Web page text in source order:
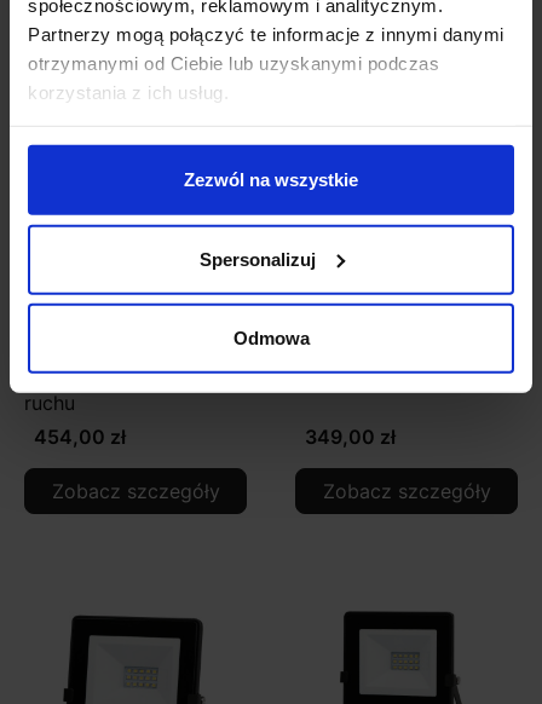
społecznościowym, reklamowym i analitycznym.
Partnerzy mogą połączyć te informacje z innymi danymi
otrzymanymi od Ciebie lub uzyskanymi podczas
korzystania z ich usług.
Zezwól na wszystkie
Spersonalizuj
Odmowa
Zobacz także
LED 10W z czujnikiem
ruchu
454,00 zł
Zobacz szczegóły
Naświetlacz LED 100W
349,00 zł
Zobacz szczegóły